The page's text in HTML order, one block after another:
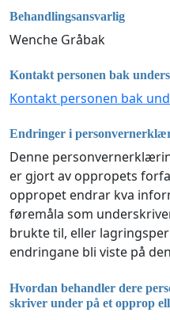
Behandlingsansvarlig
Wenche Gråbak
Kontakt personen bak
Kontakt personen bak
Endringer i
Denne
er gjort av oppropets
oppropet endrar kva
føremåla som
brukte til, eller
endringane bli viste på
Hvordan behandler dere
skriver under på et opprop